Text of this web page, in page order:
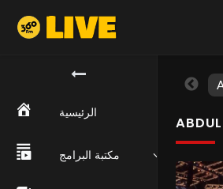
الرئيسية
مكتبة البرامج